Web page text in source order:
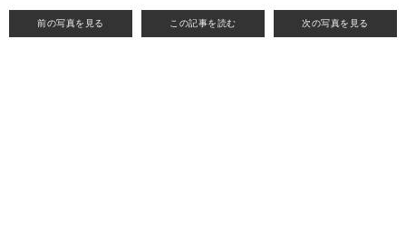
前の写真を見る この記事を読む 次の写真を見る